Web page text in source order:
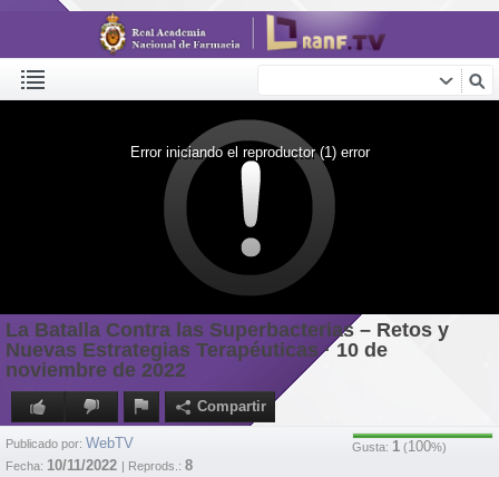
Error iniciando el reproductor (1) error
La Batalla Contra las Superbacterias – Retos y
Nuevas Estrategias Terapéuticas · 10 de
noviembre de 2022
Compartir
Gusta: 1 (100%)
Publicado por: WebTV
Fecha: 10/11/2022 | Reprods.: 8